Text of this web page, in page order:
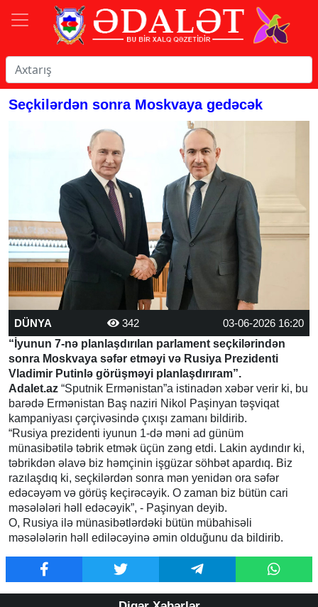
Seçkilərdən sonra Moskvaya gedəcək
DÜNYA 342
03-06-2026 16:20
“İyunun 7-nə planlaşdırılan parlament seçkilərindən
sonra Moskvaya səfər etməyi və Rusiya Prezidenti
Vladimir Putinlə görüşməyi planlaşdırıram”.
Adalet.az “Sputnik Ermənistan”a istinadən xəbər verir ki, bu
barədə Ermənistan Baş naziri Nikol Paşinyan təşviqat
kampaniyası çərçivəsində çıxışı zamanı bildirib.
“Rusiya prezidenti iyunun 1-də məni ad günüm
münasibətilə təbrik etmək üçün zəng etdi. Lakin aydındır ki,
təbrikdən əlavə biz həmçinin işgüzar söhbət apardıq. Biz
razılaşdıq ki, seçkilərdən sonra mən yenidən ora səfər
edəcəyəm və görüş keçirəcəyik. O zaman biz bütün cari
məsələləri həll edəcəyik”, - Paşinyan deyib.
O, Rusiya ilə münasibətlərdəki bütün mübahisəli
məsələlərin həll ediləcəyinə əmin olduğunu da bildirib.